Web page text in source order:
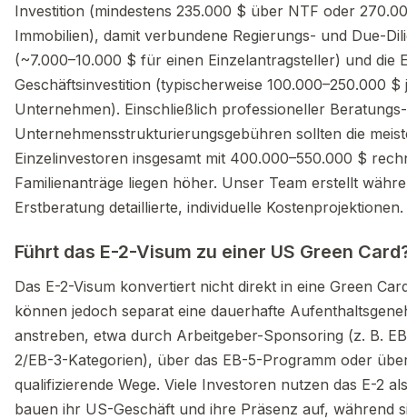
Investition (mindestens 235.000 $ über NTF oder
Immobilien), damit verbundene Regierungs- und Due-
(~7.000–10.000 $ für einen Einzelantragsteller) und die
Geschäftsinvestition (typischerweise 100.000–250.000 $
Unternehmen). Einschließlich professioneller
Unternehmensstrukturierungsgebühren sollten die
Einzelinvestoren insgesamt mit 400.000–550.000 $
Familienanträge liegen höher. Unser Team erstellt
Erstberatung detaillierte, individuelle Kostenprojektionen.
Führt das E-2-Visum zu einer US Green
Das E-2-Visum konvertiert nicht direkt in eine Green
können jedoch separat eine dauerhafte
anstreben, etwa durch Arbeitgeber-Sponsoring (z. B.
2/EB-3-Kategorien), über das EB-5-Programm oder
qualifizierende Wege. Viele Investoren nutzen das E-2
bauen ihr US-Geschäft und ihre Präsenz auf, während